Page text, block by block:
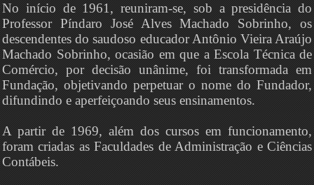
No início de 1961, reuniram-se, sob a presidência do
Professor Píndaro José Alves Machado Sobrinho, os
descendentes do saudoso educador Antônio Vieira Araújo
Machado Sobrinho, ocasião em que a Escola Técnica de
Comércio, por decisão unânime, foi transformada em
Fundação, objetivando perpetuar o nome do Fundador,
difundindo e aperfeiçoando seus ensinamentos.
A partir de 1969, além dos cursos em funcionamento,
foram criadas as Faculdades de Administração e Ciências
Contábeis.